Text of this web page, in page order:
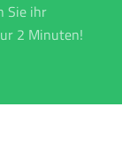
Sie ihr
2 Minuten!